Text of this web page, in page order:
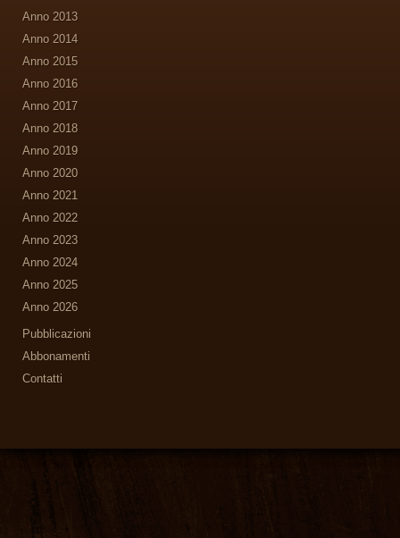
Anno 2013
Anno 2014
Anno 2015
Anno 2016
Anno 2017
Anno 2018
Anno 2019
Anno 2020
Anno 2021
Anno 2022
Anno 2023
Anno 2024
Anno 2025
Anno 2026
Pubblicazioni
Abbonamenti
Contatti